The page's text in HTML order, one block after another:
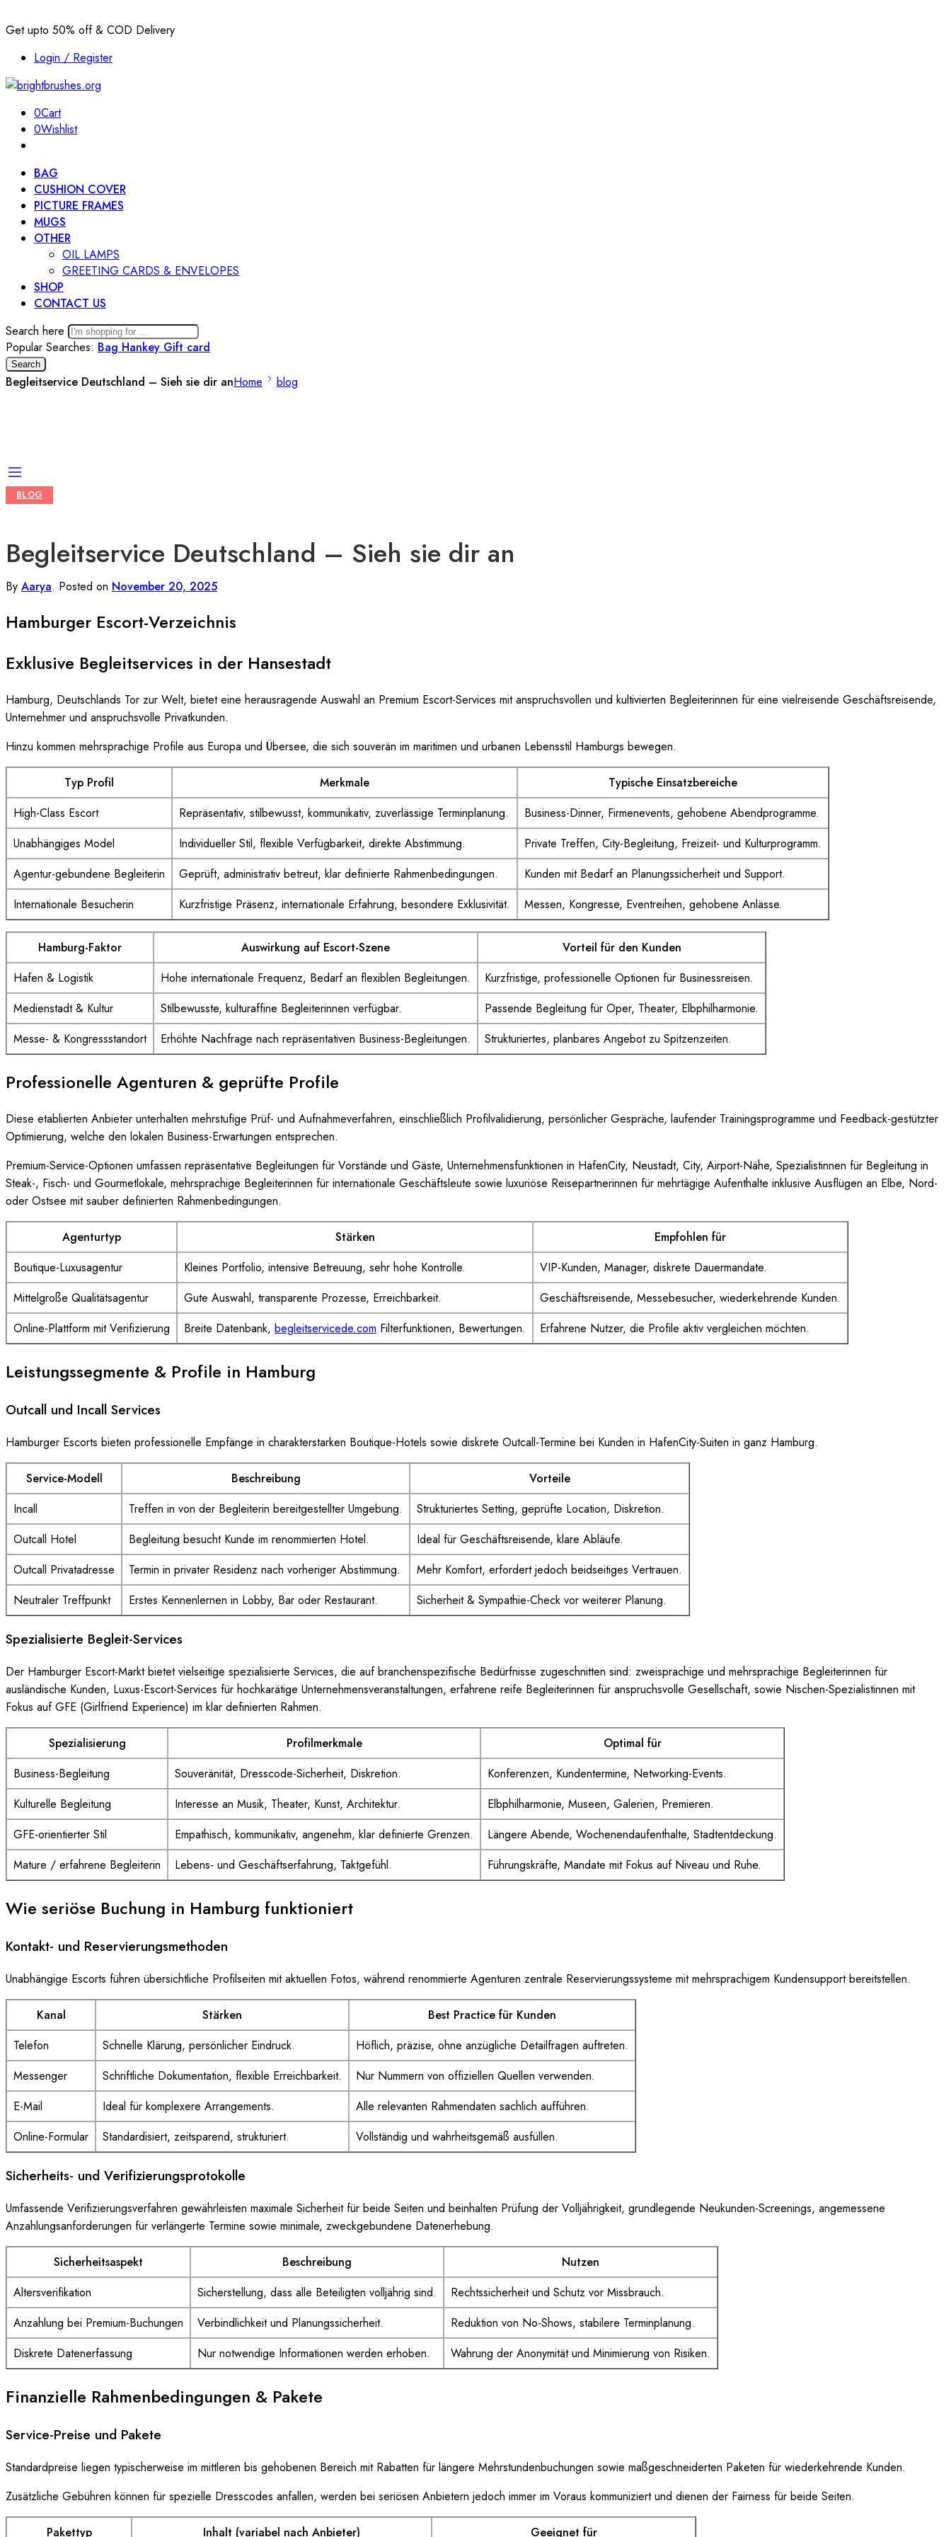
Get upto 50% off & COD Delivery
Login / Register
0Cart
0Wishlist
BAG
CUSHION COVER
PICTURE FRAMES
MUGS
OTHER
OIL LAMPS
GREETING CARDS & ENVELOPES
SHOP
CONTACT US
Search here
Popular Searches: Bag Hankey Gift card
Search
Begleitservice Deutschland – Sieh sie dir anHome blog
BLOG
Begleitservice Deutschland – Sieh sie dir an
By Aarya. Posted on November 20, 2025
Hamburger Escort-Verzeichnis
Exklusive Begleitservices in der Hansestadt
Hamburg, Deutschlands Tor zur Welt, bietet eine herausragende Auswahl an Premium Escort-Services mit anspruchsvollen und kultivierten Begleiterinnen für eine vielreisende Geschäftsreisende,
Unternehmer und anspruchsvolle Privatkunden.
Hinzu kommen mehrsprachige Profile aus Europa und Übersee, die sich souverän im maritimen und urbanen Lebensstil Hamburgs bewegen.
Typ Profil Merkmale
Typische Einsatzbereiche
High-Class Escort
Repräsentativ, stilbewusst, kommunikativ, zuverlässige Terminplanung.
Business-Dinner, Firmenevents, gehobene Abendprogramme.
Unabhängiges Model
Individueller Stil, flexible Verfügbarkeit, direkte Abstimmung.
Private Treffen, City-Begleitung, Freizeit- und Kulturprogramm.
Agentur-gebundene Begleiterin
Geprüft, administrativ betreut, klar definierte Rahmenbedingungen.
Kunden mit Bedarf an Planungssicherheit und Support.
Internationale Besucherin
Kurzfristige Präsenz, internationale Erfahrung, besondere Exklusivität. Messen, Kongresse, Eventreihen, gehobene Anlässe.
Hamburg-Faktor Auswirkung auf Escort-Szene
Vorteil für den Kunden
Hafen & Logistik
Hohe internationale Frequenz, Bedarf an flexiblen Begleitungen.
Kurzfristige, professionelle Optionen für Businessreisen.
Medienstadt & Kultur
Stilbewusste, kulturaffine Begleiterinnen verfügbar.
Passende Begleitung für Oper, Theater, Elbphilharmonie.
Messe- & Kongressstandort
Erhöhte Nachfrage nach repräsentativen Business-Begleitungen. Strukturiertes, planbares Angebot zu Spitzenzeiten.
Professionelle Agenturen & geprüfte Profile
Diese etablierten Anbieter unterhalten mehrstufige Prüf- und Aufnahmeverfahren, einschließlich Profilvalidierung, persönlicher Gespräche, laufender Trainingsprogramme und Feedback-gestützter
Optimierung, welche den lokalen Business-Erwartungen entsprechen.
Premium-Service-Optionen umfassen repräsentative Begleitungen für Vorstände und Gäste, Unternehmensfunktionen in HafenCity, Neustadt, City, Airport-Nähe, Spezialistinnen für Begleitung in
Steak-, Fisch- und Gourmetlokale, mehrsprachige Begleiterinnen für internationale Geschäftsleute sowie luxuriöse Reisepartnerinnen für mehrtägige Aufenthalte inklusive Ausflügen an Elbe, Nord-
oder Ostsee mit sauber definierten Rahmenbedingungen.
Agenturtyp Stärken
Empfohlen für
Boutique-Luxusagentur
Kleines Portfolio, intensive Betreuung, sehr hohe Kontrolle.
VIP-Kunden, Manager, diskrete Dauermandate.
Mittelgroße Qualitätsagentur
Gute Auswahl, transparente Prozesse, Erreichbarkeit.
Geschäftsreisende, Messebesucher, wiederkehrende Kunden.
Online-Plattform mit Verifizierung
Breite Datenbank, begleitservicede.com Filterfunktionen, Bewertungen. Erfahrene Nutzer, die Profile aktiv vergleichen möchten.
Leistungssegmente & Profile in Hamburg
Outcall und Incall Services
Hamburger Escorts bieten professionelle Empfänge in charakterstarken Boutique-Hotels sowie diskrete Outcall-Termine bei Kunden in HafenCity-Suiten in ganz Hamburg.
Service-Modell Beschreibung
Vorteile
Incall
Treffen in von der Begleiterin bereitgestellter Umgebung.
Strukturiertes Setting, geprüfte Location, Diskretion.
Outcall Hotel
Begleitung besucht Kunde im renommierten Hotel.
Ideal für Geschäftsreisende, klare Abläufe.
Outcall Privatadresse
Termin in privater Residenz nach vorheriger Abstimmung.
Mehr Komfort, erfordert jedoch beidseitiges Vertrauen.
Neutraler Treffpunkt
Erstes Kennenlernen in Lobby, Bar oder Restaurant. Sicherheit & Sympathie-Check vor weiterer Planung.
Spezialisierte Begleit-Services
Der Hamburger Escort-Markt bietet vielseitige spezialisierte Services, die auf branchenspezifische Bedürfnisse zugeschnitten sind: zweisprachige und mehrsprachige Begleiterinnen für
ausländische Kunden, Luxus-Escort-Services für hochkarätige Unternehmensveranstaltungen, erfahrene reife Begleiterinnen für anspruchsvolle Gesellschaft, sowie Nischen-Spezialistinnen mit
Fokus auf GFE (Girlfriend Experience) im klar definierten Rahmen.
Spezialisierung Profilmerkmale
Optimal für
Business-Begleitung
Souveränität, Dresscode-Sicherheit, Diskretion.
Konferenzen, Kundentermine, Networking-Events.
Kulturelle Begleitung
Interesse an Musik, Theater, Kunst, Architektur.
Elbphilharmonie, Museen, Galerien, Premieren.
GFE-orientierter Stil
Empathisch, kommunikativ, angenehm, klar definierte Grenzen.
Längere Abende, Wochenendaufenthalte, Stadtentdeckung.
Mature / erfahrene Begleiterin
Lebens- und Geschäftserfahrung, Taktgefühl. Führungskräfte, Mandate mit Fokus auf Niveau und Ruhe.
Wie seriöse Buchung in Hamburg funktioniert
Kontakt- und Reservierungsmethoden
Unabhängige Escorts führen übersichtliche Profilseiten mit aktuellen Fotos, während renommierte Agenturen zentrale Reservierungssysteme mit mehrsprachigem Kundensupport bereitstellen.
Kanal Stärken
Best Practice für Kunden
Telefon
Schnelle Klärung, persönlicher Eindruck.
Höflich, präzise, ohne anzügliche Detailfragen auftreten.
Messenger
Schriftliche Dokumentation, flexible Erreichbarkeit.
Nur Nummern von offiziellen Quellen verwenden.
E-Mail
Ideal für komplexere Arrangements.
Alle relevanten Rahmendaten sachlich aufführen.
Online-Formular
Standardisiert, zeitsparend, strukturiert. Vollständig und wahrheitsgemäß ausfüllen.
Sicherheits- und Verifizierungsprotokolle
Umfassende Verifizierungsverfahren gewährleisten maximale Sicherheit für beide Seiten und beinhalten Prüfung der Volljährigkeit, grundlegende Neukunden-Screenings, angemessene
Anzahlungsanforderungen für verlängerte Termine sowie minimale, zweckgebundene Datenerhebung.
Sicherheitsaspekt Beschreibung
Nutzen
Altersverifikation
Sicherstellung, dass alle Beteiligten volljährig sind.
Rechtssicherheit und Schutz vor Missbrauch.
Anzahlung bei Premium-Buchungen
Verbindlichkeit und Planungssicherheit.
Reduktion von No-Shows, stabilere Terminplanung.
Diskrete Datenerfassung
Nur notwendige Informationen werden erhoben. Wahrung der Anonymität und Minimierung von Risiken.
Finanzielle Rahmenbedingungen & Pakete
Service-Preise und Pakete
Standardpreise liegen typischerweise im mittleren bis gehobenen Bereich mit Rabatten für längere Mehrstundenbuchungen sowie maßgeschneiderten Paketen für wiederkehrende Kunden.
Zusätzliche Gebühren können für spezielle Dresscodes anfallen, werden bei seriösen Anbietern jedoch immer im Voraus kommuniziert und dienen der Fairness für beide Seiten.
Pakettyp Inhalt (variabel nach Anbieter) Geeignet für